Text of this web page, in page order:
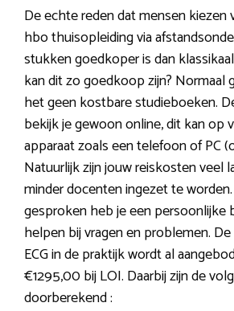
De echte reden dat mensen kiezen
hbo thuisopleiding via
stukken goedkoper is dan
kan dit zo goedkoop zijn? Normaal
het geen kostbare studieboeken.
bekijk je gewoon online, dit kan op
apparaat zoals een telefoon of PC
Natuurlijk zijn jouw reiskosten veel
minder docenten ingezet te
gesproken heb je een persoonlijke
helpen bij vragen en problemen.
ECG in de praktijk wordt al
€1295,00 bij LOI. Daarbij zijn de
doorberekend :